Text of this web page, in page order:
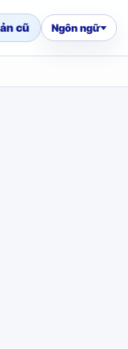
cũ Ngôn ngữ